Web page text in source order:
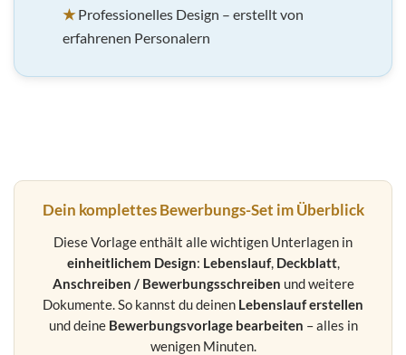
★Professionelles Design – erstellt von
erfahrenen Personalern
Dein komplettes Bewerbungs-Set im Überblick
Diese Vorlage enthält alle wichtigen Unterlagen in
einheitlichem Design: Lebenslauf, Deckblatt,
Anschreiben / Bewerbungsschreiben und weitere
Dokumente. So kannst du deinen Lebenslauf erstellen
und deine Bewerbungsvorlage bearbeiten – alles in
wenigen Minuten.